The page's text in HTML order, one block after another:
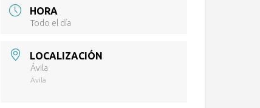
HORA
Todo el día
LOCALIZACIÓN
Ávila
Ävila